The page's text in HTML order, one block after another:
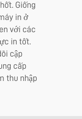
Giống
in ở
với các
in tốt.
cập
cấp
thu nhập